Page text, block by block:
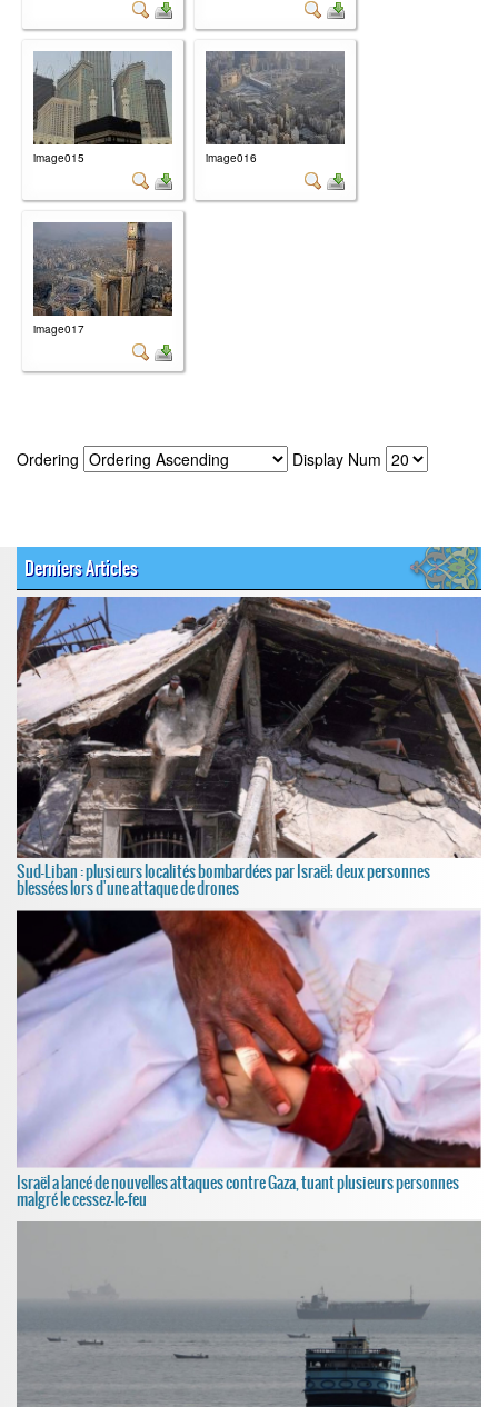
image015 image016
image017
Ordering Display Num
Derniers Articles
Sud-Liban : plusieurs localités bombardées par Israël; deux personnes
blessées lors d'une attaque de drones
Israël a lancé de nouvelles attaques contre Gaza, tuant plusieurs personnes
malgré le cessez-le-feu